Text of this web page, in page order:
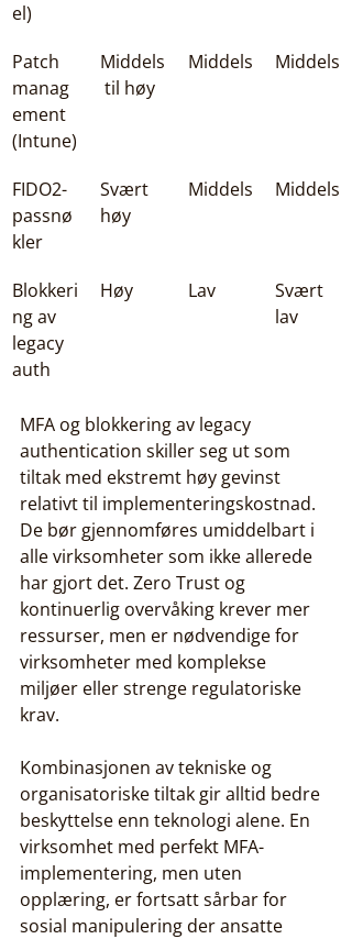
el)
Patch
manag
ement
(Intune)
Middels
til høy
Middels Middels
FIDO2-
passnø
kler
Svært
høy
Middels Middels
Blokkeri
ng av
legacy
auth
Høy Lav
Svært
lav
MFA og blokkering av legacy
authentication skiller seg ut som
tiltak med ekstremt høy gevinst
relativt til implementeringskostnad.
De bør gjennomføres umiddelbart i
alle virksomheter som ikke allerede
har gjort det. Zero Trust og
kontinuerlig overvåking krever mer
ressurser, men er nødvendige for
virksomheter med komplekse
miljøer eller strenge regulatoriske
krav.
Kombinasjonen av tekniske og
organisatoriske tiltak gir alltid bedre
beskyttelse enn teknologi alene. En
virksomhet med perfekt MFA-
implementering, men uten
opplæring, er fortsatt sårbar for
sosial manipulering der ansatte